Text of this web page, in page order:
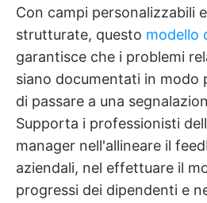
Con campi personalizzabili
strutturate, questo modello
garantisce che i problemi
siano documentati in modo
di passare a una
Supporta i professionisti
manager nell'allineare il
aziendali, nel effettuare il
progressi dei dipendenti e